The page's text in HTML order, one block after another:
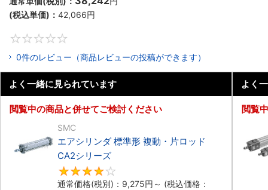
(税込単価)： 42,066円
0件のレビュー（商品レビューの投稿ができます）
よく一緒に見られています
閲覧中の商品と併せてご検討ください
SMC
エアシリンダ 標準形 複動・片ロッド
CA2シリーズ
通常価格(税別)： 9,275円 ～ (税込価格：
よく
閲覧